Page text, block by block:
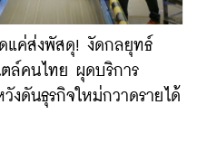
แค่ส่งพัสดุ! งัดกลยุทธ์
ตล์คนไทย ผุดบริการ
ดันธุรกิจใหม่กวาดรายได้